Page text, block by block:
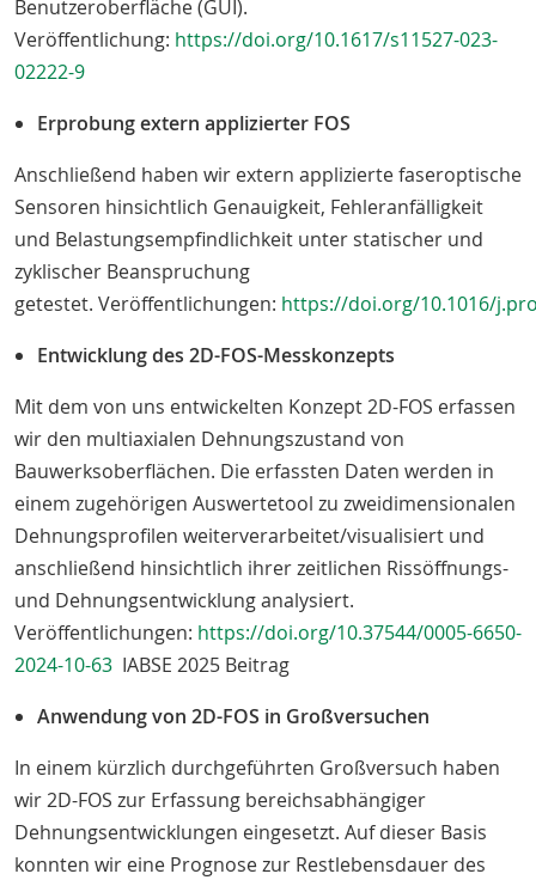
Benutzeroberfläche (GUI).
Veröffentlichung: https://doi.org/10.1617/s11527-023-
02222-9
Erprobung extern applizierter FOS
Anschließend haben wir extern applizierte faseroptische
Sensoren hinsichtlich Genauigkeit, Fehleranfälligkeit
und Belastungsempfindlichkeit unter statischer und
zyklischer Beanspruchung
getestet. Veröffentlichungen: https://doi.org/10.1016/
Entwicklung des 2D-FOS-Messkonzepts
Mit dem von uns entwickelten Konzept 2D-FOS erfassen
wir den multiaxialen Dehnungszustand von
Bauwerksoberflächen. Die erfassten Daten werden in
einem zugehörigen Auswertetool zu zweidimensionalen
Dehnungsprofilen weiterverarbeitet/visualisiert und
anschließend hinsichtlich ihrer zeitlichen Rissöffnungs-
und Dehnungsentwicklung analysiert.
Veröffentlichungen: https://doi.org/10.37544/0005-6650-
2024-10-63 IABSE 2025 Beitrag
Anwendung von 2D-FOS in Großversuchen
In einem kürzlich durchgeführten Großversuch haben
wir 2D-FOS zur Erfassung bereichsabhängiger
Dehnungsentwicklungen eingesetzt. Auf dieser Basis
konnten wir eine Prognose zur Restlebensdauer des